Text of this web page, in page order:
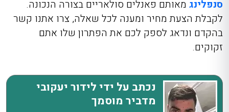
סנפלינג מאותם פאנלים סולאריים בצורה הנכונה.
לקבלת הצעת מחיר ומענה לכל שאלה, צרו אתנו קשר
בהקדם ונדאג לספק לכם את הפתרון שלו אתם
זקוקים.
נכתב על ידי לידור יעקובי
מדביר מוסמך